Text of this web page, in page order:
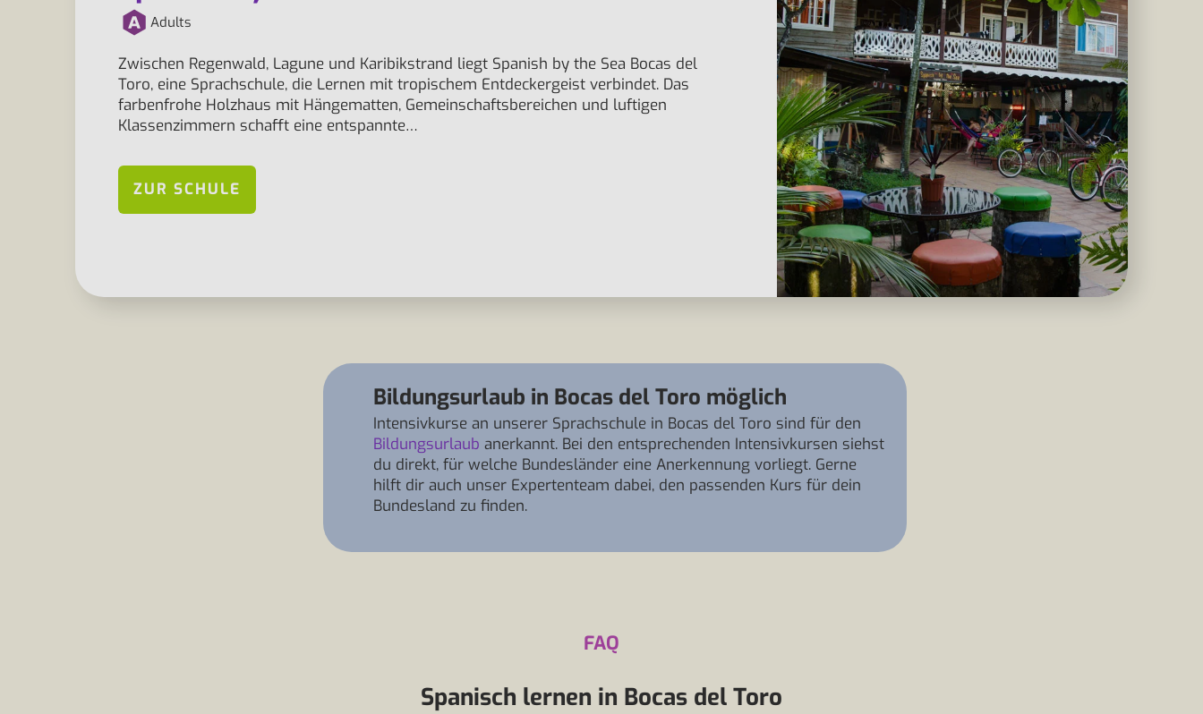
Adults
Zwischen Regenwald, Lagune und Karibikstrand liegt Spanish by the Sea Bocas del
Toro, eine Sprachschule, die Lernen mit tropischem Entdeckergeist verbindet. Das
farbenfrohe Holzhaus mit Hängematten, Gemeinschaftsbereichen und luftigen
Klassenzimmern schafft eine entspannte…
ZUR SCHULE
Bildungsurlaub in Bocas del Toro möglich
Intensivkurse an unserer Sprachschule in Bocas del Toro sind für den
Bildungsurlaub anerkannt. Bei den entsprechenden Intensivkursen siehst
du direkt, für welche Bundesländer eine Anerkennung vorliegt. Gerne
hilft dir auch unser Expertenteam dabei, den passenden Kurs für dein
Bundesland zu finden.
FAQ
Spanisch lernen in Bocas del Toro